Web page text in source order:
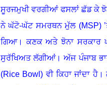
ਸੂਰਜਮੁਖੀ ਵਰਗੀਆਂ ਫਸਲਾਂ ਛੱਡ ਕੇ
ਨੇ ਘੱਟੋ-ਘੱਟ ਸਮਰਥਨ ਮੁੱਲ (MSP) ’
ਗਿਆ।ਕਣਕ ਅਤੇ ਝੋਨਾ ਸਰਕਾਰ
ਸੁਰੱਖਿਅਤ ਲੱਗੀਆਂ।ਅੱਜ ਪੰਜਾਬ
(Rice Bow l) ਵੀ ਕਿਹਾ ਜਾਂਦਾ ਹੈ।